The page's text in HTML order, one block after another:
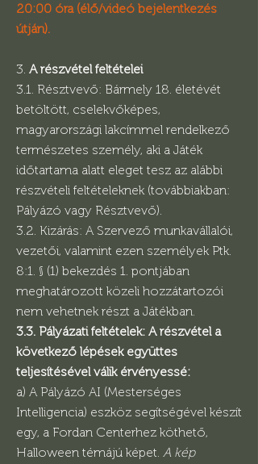
20:00 óra (élő/videó bejelentkezés
útján).
3. A részvétel feltételei
3.1. Résztvevő: Bármely 18. életévét
betöltött, cselekvőképes,
magyarországi lakcímmel rendelkező
természetes személy, aki a Játék
időtartama alatt eleget tesz az alábbi
részvételi feltételeknek (továbbiakban:
Pályázó vagy Résztvevő).
3.2. Kizárás: A Szervező munkavállalói,
vezetői, valamint ezen személyek Ptk.
8:1. § (1) bekezdés 1. pontjában
meghatározott közeli hozzátartozói
nem vehetnek részt a Játékban.
3.3. Pályázati feltételek: A részvétel a
következő lépések együttes
teljesítésével válik érvényessé:
a) A Pályázó AI (Mesterséges
Intelligencia) eszköz segítségével készít
egy, a Fordan Centerhez köthető,
Halloween témájú képet. A kép